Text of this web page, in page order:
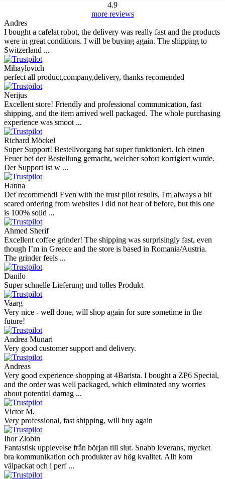
4.9
more reviews
Andres
I bought a cafelat robot, the delivery was really fast and the products
were in great conditions. I will be buying again. The shipping to
Switzerland ...
Mihaylovich
perfect all product,company,delivery, thanks recomended
Nerijus
Excellent store! Friendly and professional communication, fast
shipping, and the item arrived well packaged. The whole purchasing
experience was smoot ...
Richard Möckel
Super Support! Bestellvorgang hat super funktioniert. Ich einen
Feuer bei der Bestellung gemacht, welcher sofort korrigiert wurde.
Der Support ist w ...
Hanna
Def recommend! Even with the trust pilot results, I'm always a bit
scared ordering from websites I did not hear of before, but this one
is 100% solid ...
Ahmed Sherif
Excellent coffee grinder! The shipping was surprisingly fast, even
though I’m in Greece and the store is based in Romania/Austria.
The grinder feels ...
Danilo
Super schnelle Lieferung und tolles Produkt
Vaarg
Very nice - well done, will shop again for sure sometime in the
future!
Andrea Munari
Very good customer support and delivery.
Andreas
Very good experience shopping at 4Barista. I bought a ZP6 Special,
and the order was well packaged, which eliminated any worries
about potential damag ...
Victor M.
Very professional, fast shipping, will buy again
Ihor Zlobin
Fantastisk upplevelse från början till slut. Snabb leverans, mycket
bra kommunikation och produkter av hög kvalitet. Allt kom
välpackat och i perf ...